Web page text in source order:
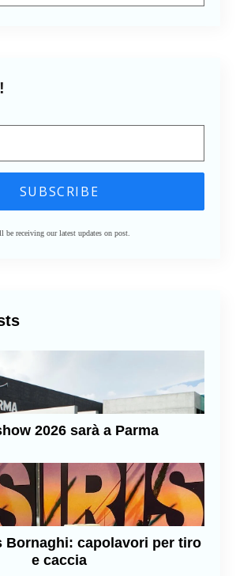
receiving our latest updates on post.
2026 sarà a Parma
Bornaghi: capolavori per tiro
e caccia